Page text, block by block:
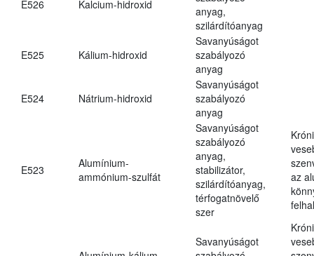
E526 Kalcium-hidroxid
anyag,
szilárdítóanyag
E525 Kálium-hidroxid
Savanyúságot
szabályozó
anyag
E524 Nátrium-hidroxid
Savanyúságot
szabályozó
anyag
E523
Alumínium-
ammónium-szulfát
Savanyúságot
szabályozó
anyag,
stabilizátor,
szilárdítóanyag,
térfogatnövelő
szer
az
Savanyúságot